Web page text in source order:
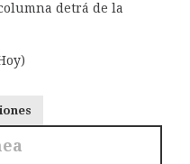
detrá de la